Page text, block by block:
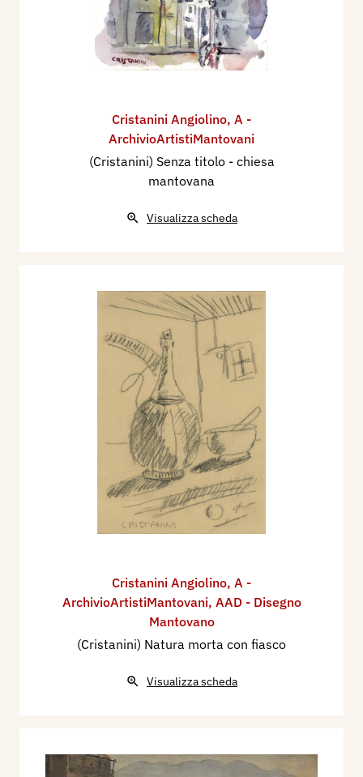
Cristanini Angiolino, A -
ArchivioArtistiMantovani
(Cristanini) Senza titolo - chiesa
mantovana
Visualizza scheda
Cristanini Angiolino, A -
ArchivioArtistiMantovani, AAD - Disegno
Mantovano
(Cristanini) Natura morta con fiasco
Visualizza scheda